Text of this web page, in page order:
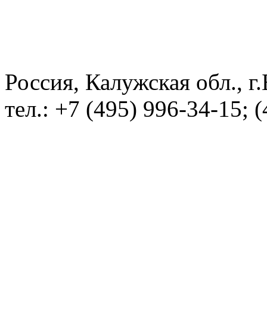
Россия, Калужская
тел.: +7 (495) 996-34-15;